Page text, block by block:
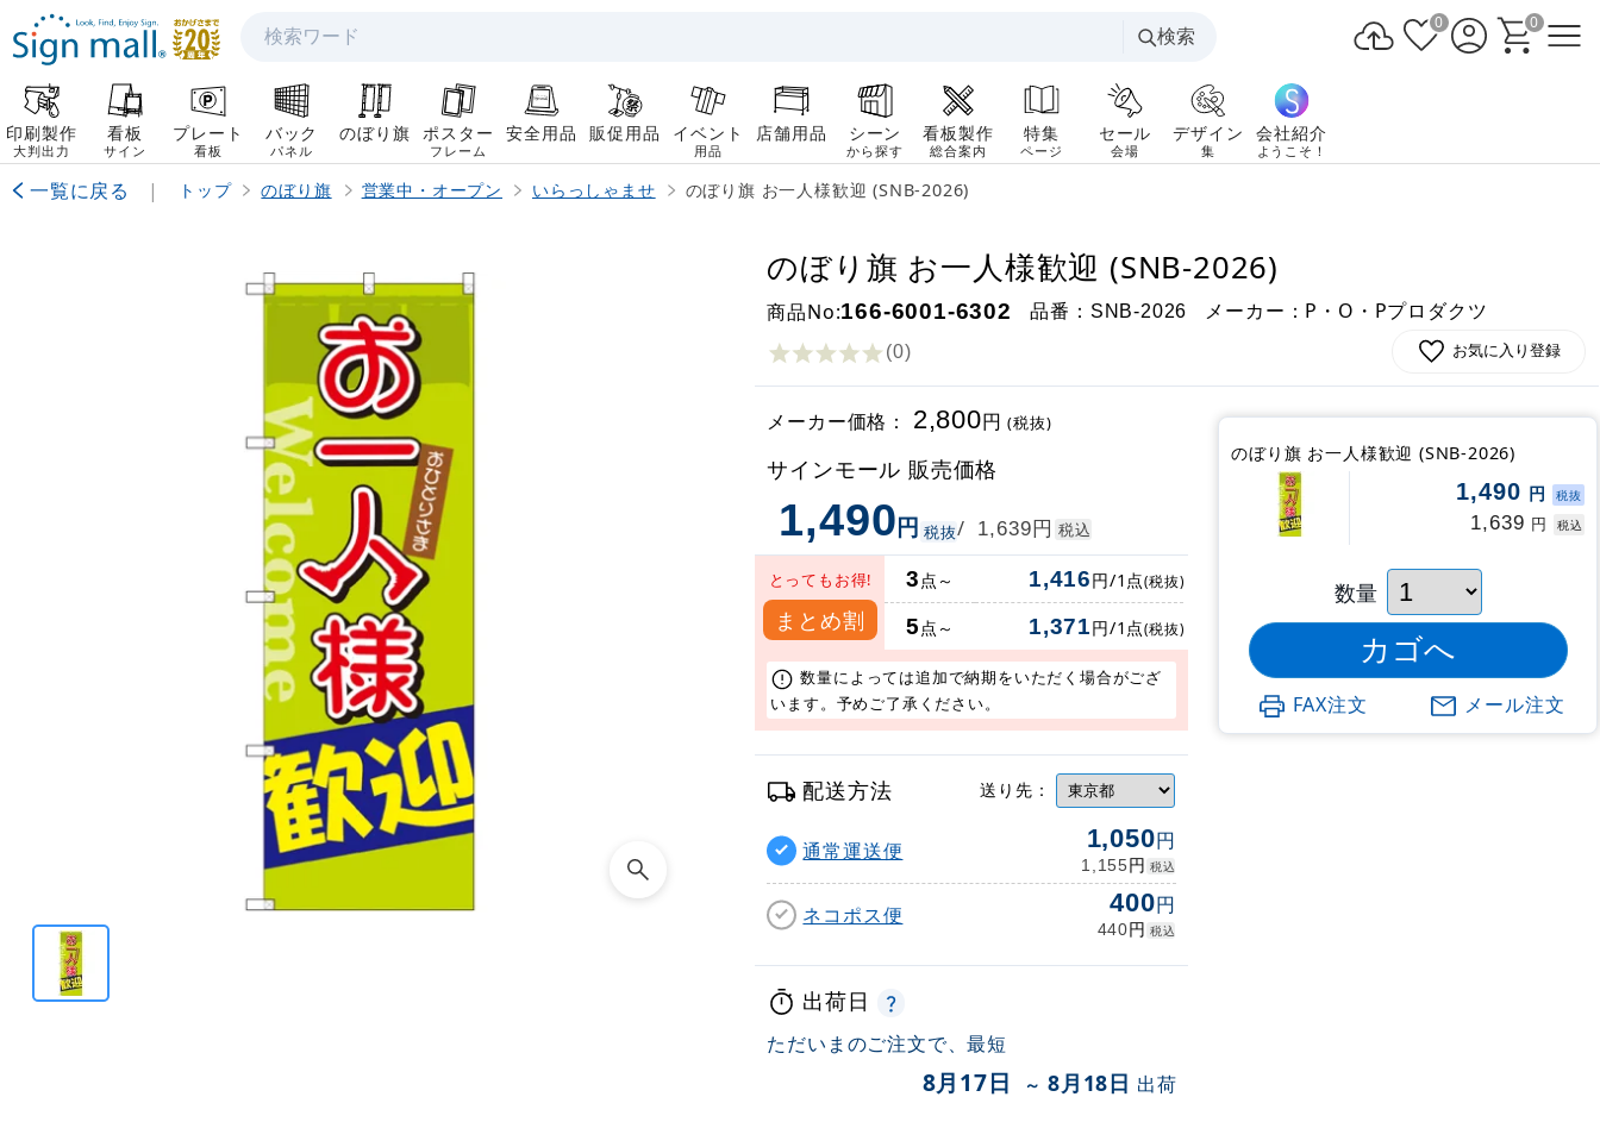
検索
検索
0 0
印刷製作
大判出力
看板
サイン
プレート
看板
バック
パネル
のぼり旗 ポスター
フレーム
安全用品 販促用品 イベント
用品
店舗用品 シーン
から探す
看板製作
総合案内
特集
ページ
セール
会場
デザイン
集
会社紹介
ようこそ！
一覧に戻る | トップ のぼり旗 営業中・オープン いらっしゃませ のぼり旗 お一人様歓迎 (SNB-2026)
のぼり旗 お一人様歓迎 (SNB-2026)
商品No:166-6001-6302 品番： SNB-2026 メーカー：P・O・Pプロダクツ
(0) お気に入り登録
メーカー価格： 2,800円(税抜)
サインモール 販売価格
1,490円 税抜/ 1,639円 税込
とってもお得!
まとめ割
3点～ 1,416円/1点(税抜)
5点～ 1,371円/1点(税抜)
数量によっては追加で納期をいただく場合がござ
います。予めご了承ください。
配送方法 送り先：
通常運送便 1,050円
1,155円 税込
ネコポス便 400円
440円 税込
出荷日
ただいまのご注文で、最短
8月17日 ～ 8月18日 出荷
のぼり旗 お一人様歓迎 (SNB-2026)
1,490 円 税抜
1,639 円 税込
数量
FAX注文 メール注文